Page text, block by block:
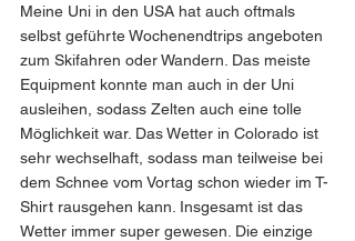
Meine Uni in den USA hat auch oftmals
selbst geführte Wochenendtrips angeboten
zum Skifahren oder Wandern. Das meiste
Equipment konnte man auch in der Uni
ausleihen, sodass Zelten auch eine tolle
Möglichkeit war. Das Wetter in Colorado ist
sehr wechselhaft, sodass man teilweise bei
dem Schnee vom Vortag schon wieder im T-
Shirt rausgehen kann. Insgesamt ist das
Wetter immer super gewesen. Die einzige